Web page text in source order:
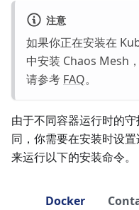
注意
如果你正在安装在
中安装 Chaos Mesh
请参考 FAQ。
由于不同容器运行时的
同，你需要在安装时设
来运行以下的安装命令。
Docker